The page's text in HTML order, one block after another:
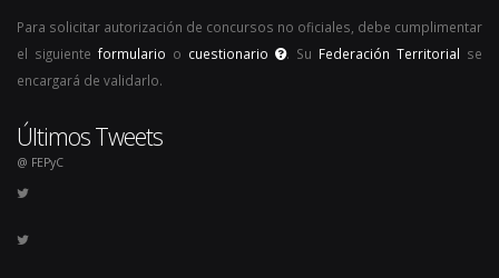
Para solicitar autorización de concursos no oficiales, debe cumplimentar
el siguiente formulario o cuestionario . Su Federación Territorial se
encargará de validarlo.
Últimos Tweets
@ FEPyC